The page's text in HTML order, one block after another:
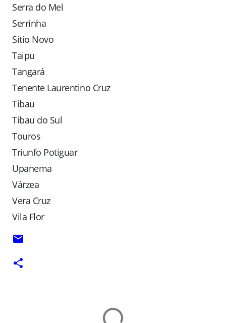
Serra do Mel
Serrinha
Sítio Novo
Taipu
Tangará
Tenente Laurentino Cruz
Tibau
Tibau do Sul
Touros
Triunfo Potiguar
Upanema
Várzea
Vera Cruz
Vila Flor